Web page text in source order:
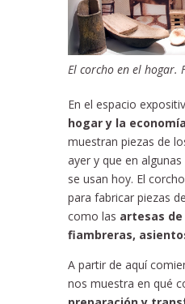
El corcho en el hogar.
En el espacio
hogar y la
muestran piezas de
ayer y que en
se usan hoy. El
para fabricar piezas
como las artesas
fiambreras,
A partir de aquí
nos muestra en qué